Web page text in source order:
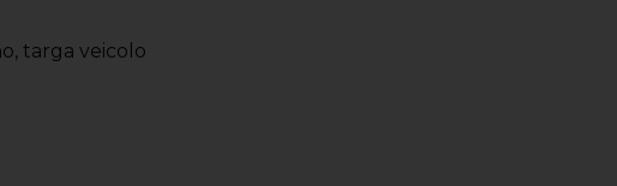
targa veicolo